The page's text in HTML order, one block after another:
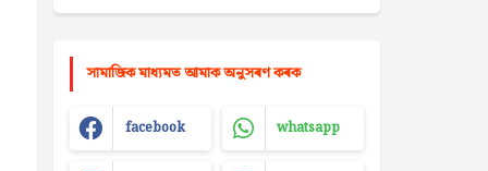
সামাজিক মাধ্যমত আমাক অনুসৰণ কৰক
facebook whatsapp